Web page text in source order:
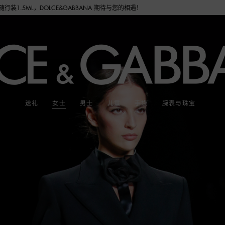
期待与您的相遇！
送礼 女士 男士 儿童 手袋 腕表与珠宝